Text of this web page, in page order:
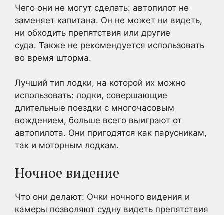
Чего они не могут сделать: автопилот не
заменяет капитана. Он не может ни видеть,
ни обходить препятствия или другие
суда. Также не рекомендуется использовать
во время шторма.
Лучший тип лодки, на которой их можно
использовать: лодки, совершающие
длительные поездки с многочасовым
вождением, больше всего выиграют от
автопилота. Они пригодятся как парусникам,
так и моторным лодкам.
Ночное видение
Что они делают: Очки ночного видения и
камеры позволяют судну видеть препятствия